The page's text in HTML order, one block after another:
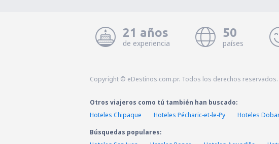
21 años
de experiencia
50
países
Copyright © eDestinos.com.pr. Todos los derechos reservados.
Otros viajeros como tú también han buscado:
Hoteles Chipaque
Hoteles Pécharic-et-le-Py Hoteles
Búsquedas populares: